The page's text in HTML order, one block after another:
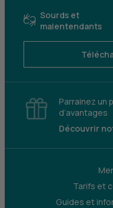
Sourds et
malentendants
Parrainez un
d’avantages
Découvrir
Tarifs et
Guides et